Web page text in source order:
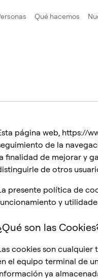
Qué hacemos
página web, https://
de la
finalidad de mejorar y
de otros
presente política de
y
son las
cookies son
el equipo terminal de
ya